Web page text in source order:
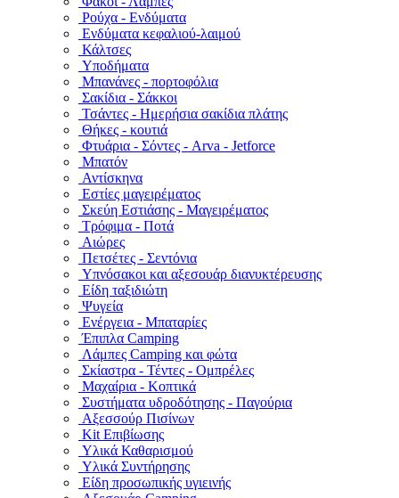
Ρούχα - Ενδύματα
Ενδύματα κεφαλιού-λαιμού
Κάλτσες
Υποδήματα
Μπανάνες - πορτοφόλια
Σακίδια - Σάκκοι
Τσάντες - Ημερήσια σακίδια πλάτης
Θήκες - κουτιά
Φτυάρια - Σόντες - Arva - Jetforce
Μπατόν
Αντίσκηνα
Εστίες μαγειρέματος
Σκεύη Εστιάσης - Μαγειρέματος
Τρόφιμα - Ποτά
Αιώρες
Πετσέτες - Σεντόνια
Υπνόσακοι και αξεσουάρ διανυκτέρευσης
Είδη ταξιδιώτη
Ψυγεία
Ενέργεια - Μπαταρίες
Έπιπλα Camping
Λάμπες Camping και φώτα
Σκίαστρα - Τέντες - Ομπρέλες
Μαχαίρια - Κοπτικά
Συστήματα υδροδότησης - Παγούρια
Αξεσσούρ Πισίνων
Kit Επιβίωσης
Υλικά Καθαρισμού
Υλικά Συντήρησης
Είδη προσωπικής υγιεινής